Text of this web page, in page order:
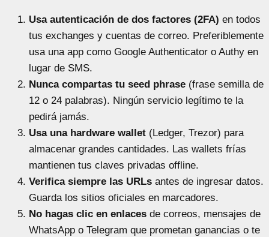
Usa autenticación de dos factores (2FA) en todos
tus exchanges y cuentas de correo. Preferiblemente
usa una app como Google Authenticator o Authy en
lugar de SMS.
Nunca compartas tu seed phrase (frase semilla de
12 o 24 palabras). Ningún servicio legítimo te la
pedirá jamás.
Usa una hardware wallet (Ledger, Trezor) para
almacenar grandes cantidades. Las wallets frías
mantienen tus claves privadas offline.
Verifica siempre las URLs antes de ingresar datos.
Guarda los sitios oficiales en marcadores.
No hagas clic en enlaces de correos, mensajes de
WhatsApp o Telegram que prometan ganancias o te